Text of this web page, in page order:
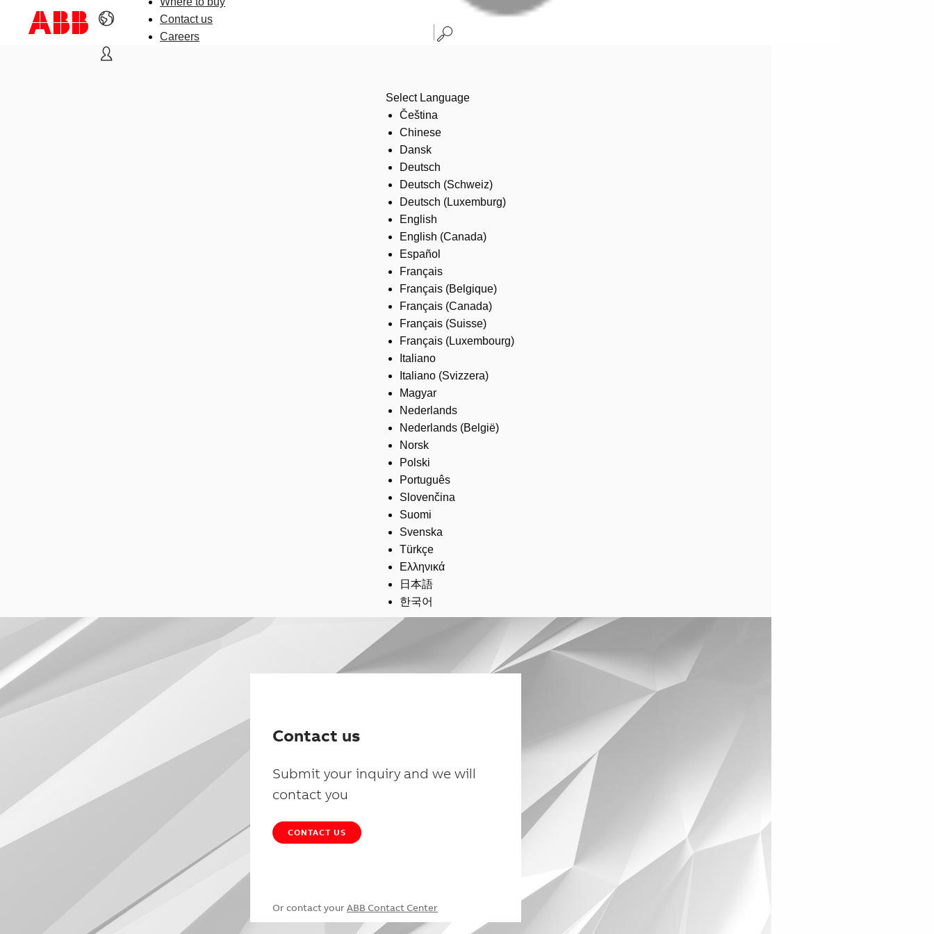
Contact us
Careers
Select Language
Čeština
Chinese
Dansk
Deutsch
Deutsch (Schweiz)
Deutsch (Luxemburg)
English
English (Canada)
Español
Français
Français (Belgique)
Français (Canada)
Français (Suisse)
Français (Luxembourg)
Italiano
Italiano (Svizzera)
Magyar
Nederlands
Nederlands (België)
Norsk
Polski
Português
Slovenčina
Suomi
Svenska
Türkçe
Ελληνικά
日本語
한국어
Contact us
Submit your inquiry and we will
contact you
CONTACT US
Or contact your ABB Contact Center